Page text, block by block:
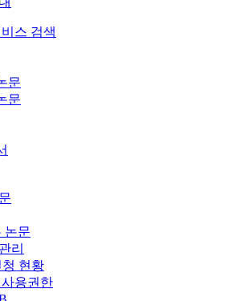
스 검색
문
문
논문
리
청 현황
용권한